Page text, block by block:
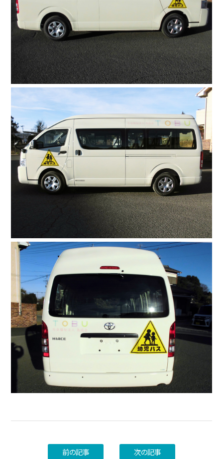
前の記事 次の記事